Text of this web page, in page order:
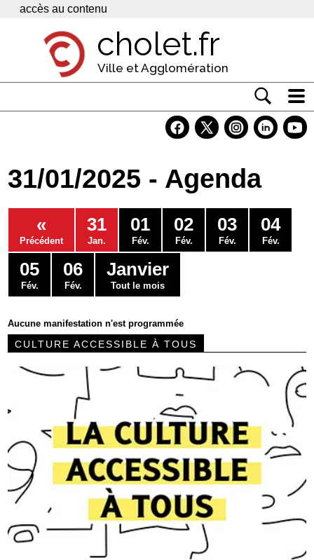
Panneau de gestion des cookies
accès au contenu
cholet.fr
Ville et Agglomération
Economie
Services
Contacts
31/01/2025 - Agenda
«
Précédent
31
Jan.
01
Fév.
02
Fév.
03
Fév.
04
Fév.
05
Fév.
06
Fév.
Janvier
Tout le mois
Aucune manifestation n'est programmée
CULTURE ACCESSIBLE À TOUS